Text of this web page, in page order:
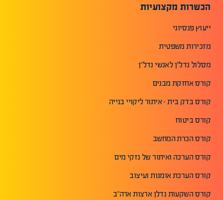
הכשרות מקצועיות
ייעוץ פנסיוני
מזכירות משפטית
מסלול נדל"ן לאנשי נדל"ן
קורס אחזקת מבנים
קורס בדק בית - איתור ליקויי בנייה
קורס ביטוח
קורס הכרת המחשב
קורס הערכה ואיתור של נזקי מים
קורס הערכת אומנות ועיצוב
קורס השקעות נדלן ארצות ארה"ב